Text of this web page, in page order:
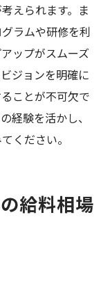
えられます。ま
ラムや研修を利
ップがスムーズ
ジョンを明確に
ことが不可欠で
経験を活かし、
ください。
給料相場